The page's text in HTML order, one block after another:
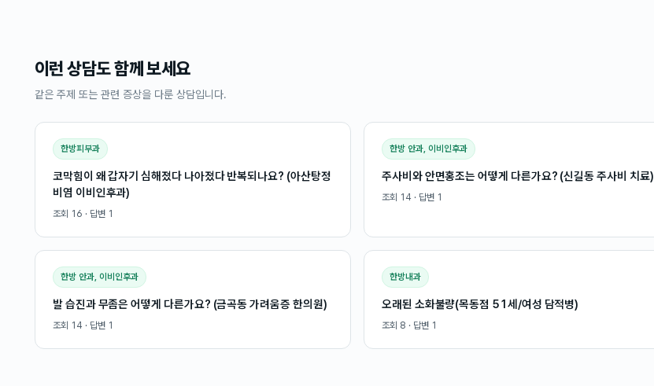
이런 상담도 함께 보세요
같은 주제 또는 관련 증상을 다룬 상담입니다.
한방피부과
코막힘이 왜 갑자기 심해졌다 나아졌다 반복되나요? (아산탕정
비염 이비인후과)
조회 16 · 답변 1
한방 안과, 이비인후과
주사비와 안면홍조는 어떻게 다른가요? (신길동 주사비 치료)
조회 14 · 답변 1
한방 안과, 이비인후과
발 습진과 무좀은 어떻게 다른가요? (금곡동 가려움증 한의원)
조회 14 · 답변 1
한방내과
오래된 소화불량(목동점 51세/여성 담적병)
조회 8 · 답변 1